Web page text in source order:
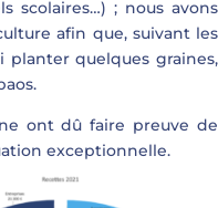
scolaires…) ; nous avons
afin que, suivant les
planter quelques graines,
ont dû faire preuve de
exceptionnelle.